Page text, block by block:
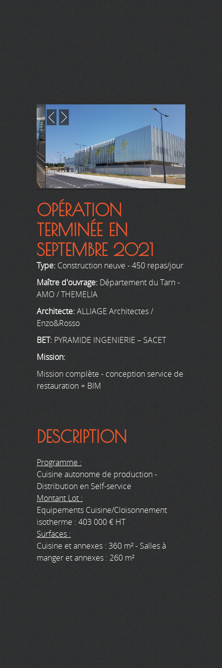
OPÉRATION
TERMINÉE EN
SEPTEMBRE 2021
Type: Construction neuve - 450 repas/jour
Maître d'ouvrage: Département du Tarn -
AMO / THEMELIA
Architecte:ALLIAGE Architectes /
Enzo&Rosso
BET: PYRAMIDE INGENIERIE – SACET
Mission:
Mission complète - conception service de
restauration + BIM
DESCRIPTION
Programme :
Cuisine autonome de production -
Distribution en Self-service
Montant Lot :
Equipements Cuisine/Cloisonnement
isotherme : 403 000 € HT
Surfaces :
Cuisine et annexes : 360 m² - Salles à
manger et annexes : 260 m²